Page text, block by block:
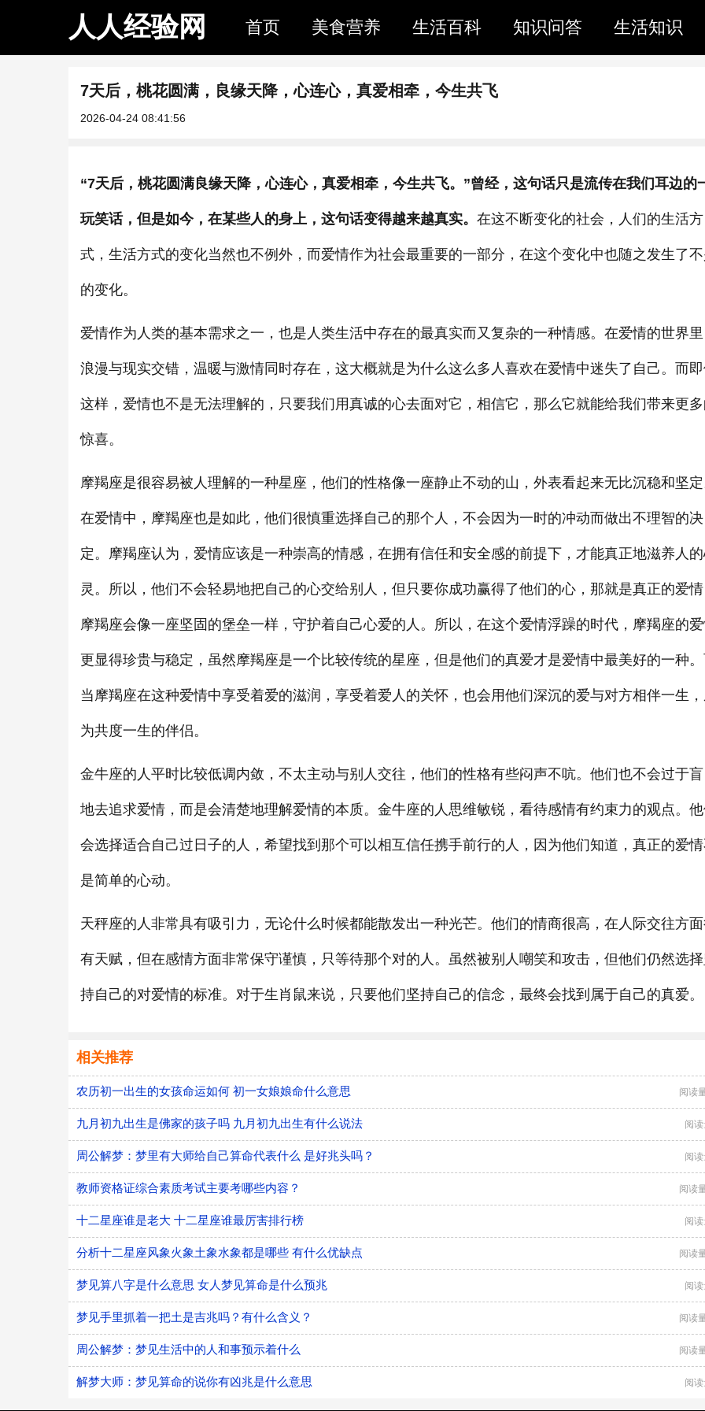
人人经验网 首页 美食营养 生活百科 知识问答 生活知识
7天后，桃花圆满，良缘天降，心连心，真爱相牵，今生共飞
2026-04-24 08:41:56
“7天后，桃花圆满良缘天降，心连心，真爱相牵，今生共飞。”曾经，这句话只是流传在我们耳边的
玩笑话，但是如今，在某些人的身上，这句话变得越来越真实。 在这不断变化的社会，人们的生活方
式，生活方式的变化当然也不例外，而爱情作为社会最重要的一部分，在这个变化中也随之发生了
的变化。
爱情作为人类的基本需求之一，也是人类生活中存在的最真实而又复杂的一种情感。在爱情的世界里
浪漫与现实交错，温暖与激情同时存在，这大概就是为什么这么多人喜欢在爱情中迷失了自己。而
这样，爱情也不是无法理解的，只要我们用真诚的心去面对它，相信它，那么它就能给我们带来更
惊喜。
摩羯座是很容易被人理解的一种星座，他们的性格像一座静止不动的山，外表看起来无比沉稳和坚定
在爱情中，摩羯座也是如此，他们很慎重选择自己的那个人，不会因为一时的冲动而做出不理智的决
定。摩羯座认为，爱情应该是一种崇高的情感，在拥有信任和安全感的前提下，才能真正地滋养人
灵。所以，他们不会轻易地把自己的心交给别人，但只要你成功赢得了他们的心，那就是真正的爱情
摩羯座会像一座坚固的堡垒一样，守护着自己心爱的人。所以，在这个爱情浮躁的时代，摩羯座的
更显得珍贵与稳定，虽然摩羯座是一个比较传统的星座，但是他们的真爱才是爱情中最美好的一种
当摩羯座在这种爱情中享受着爱的滋润，享受着爱人的关怀，也会用他们深沉的爱与对方相伴一生
为共度一生的伴侣。
金牛座的人平时比较低调内敛，不太主动与别人交往，他们的性格有些闷声不吭。他们也不会过于盲
地去追求爱情，而是会清楚地理解爱情的本质。金牛座的人思维敏锐，看待感情有约束力的观点。他
会选择适合自己过日子的人，希望找到那个可以相互信任携手前行的人，因为他们知道，真正的爱
是简单的心动。
天秤座的人非常具有吸引力，无论什么时候都能散发出一种光芒。他们的情商很高，在人际交往方
有天赋，但在感情方面非常保守谨慎，只等待那个对的人。虽然被别人嘲笑和攻击，但他们仍然选
持自己的对爱情的标准。对于生肖鼠来说，只要他们坚持自己的信念，最终会找到属于自己的真爱。
相关推荐
农历初一出生的女孩命运如何 初一女娘娘命什么意思 阅读
九月初九出生是佛家的孩子吗 九月初九出生有什么说法 阅
周公解梦：梦里有大师给自己算命代表什么 是好兆头吗？ 阅
教师资格证综合素质考试主要考哪些内容？ 阅读
十二星座谁是老大 十二星座谁最厉害排行榜 阅
分析十二星座风象火象土象水象都是哪些 有什么优缺点 阅读
梦见算八字是什么意思 女人梦见算命是什么预兆 阅
梦见手里抓着一把土是吉兆吗？有什么含义？ 阅读
周公解梦：梦见生活中的人和事预示着什么 阅读
解梦大师：梦见算命的说你有凶兆是什么意思 阅